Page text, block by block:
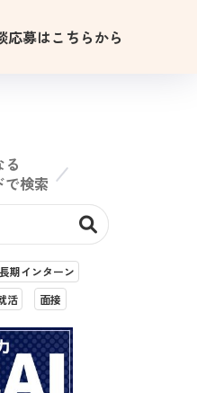
応募はこちらから
る
で検索
長期インターン
活 面接